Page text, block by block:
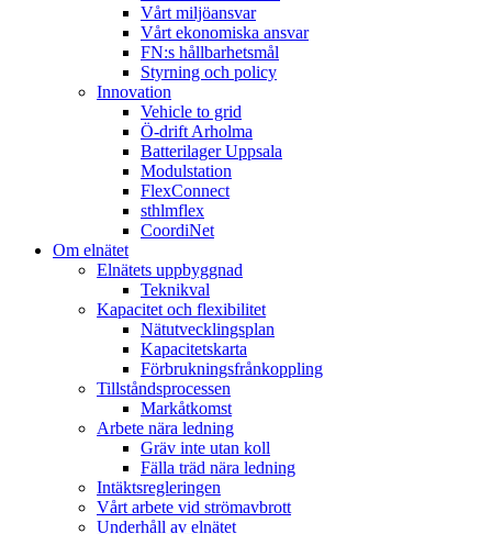
Vårt miljöansvar
Vårt ekonomiska ansvar
FN:s hållbarhetsmål
Styrning och policy
Innovation
Vehicle to grid
Ö-drift Arholma
Batterilager Uppsala
Modulstation
FlexConnect
sthlmflex
CoordiNet
Om elnätet
Elnätets uppbyggnad
Teknikval
Kapacitet och flexibilitet
Nätutvecklingsplan
Kapacitetskarta
Förbrukningsfrånkoppling
Tillståndsprocessen
Markåtkomst
Arbete nära ledning
Gräv inte utan koll
Fälla träd nära ledning
Intäktsregleringen
Vårt arbete vid strömavbrott
Underhåll av elnätet